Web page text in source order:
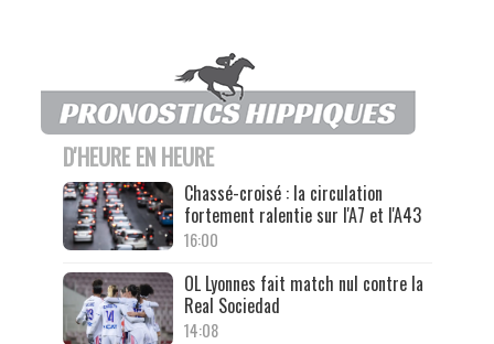
D'HEURE EN HEURE
Chassé-croisé : la circulation
fortement ralentie sur l'A7 et l'A43
16:00
OL Lyonnes fait match nul contre la
Real Sociedad
14:08